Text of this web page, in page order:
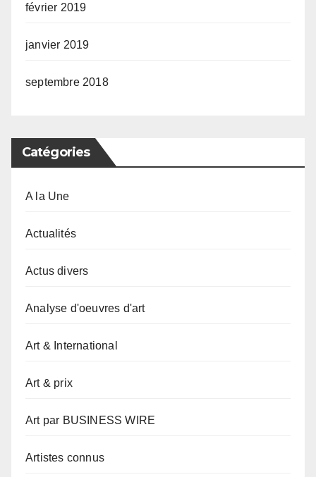
février 2019
janvier 2019
septembre 2018
Catégories
A la Une
Actualités
Actus divers
Analyse d'oeuvres d'art
Art & International
Art & prix
Art par BUSINESS WIRE
Artistes connus